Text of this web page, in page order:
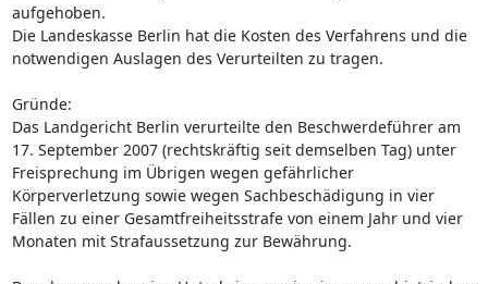
aufgehoben.
Die Landeskasse Berlin hat die Kosten des Verfahrens und die
notwendigen Auslagen des Verurteilten zu tragen.
Gründe:
Das Landgericht Berlin verurteilte den Beschwerdeführer am
17. September 2007 (rechtskräftig seit demselben Tag) unter
Freisprechung im Übrigen wegen gefährlicher
Körperverletzung sowie wegen Sachbeschädigung in vier
Fällen zu einer Gesamtfreiheitsstrafe von einem Jahr und vier
Monaten mit Strafaussetzung zur Bewährung.